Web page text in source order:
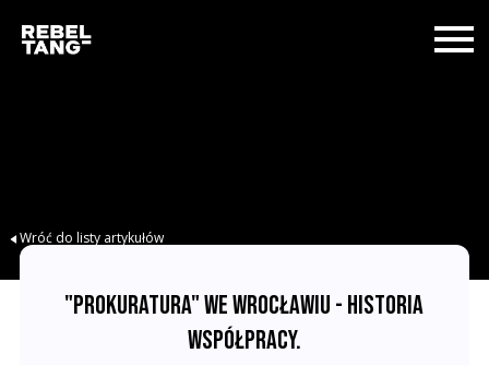
Wróć do listy artykułów
"PROKURATURA" WE WROCŁAWIU - HISTORIA
WSPÓŁPRACY.